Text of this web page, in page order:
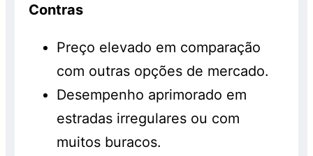
Contras
Preço elevado em comparação
com outras opções de mercado.
Desempenho aprimorado em
estradas irregulares ou com
muitos buracos.